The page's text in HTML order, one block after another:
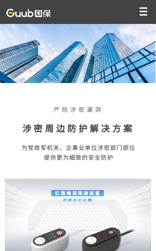
严防涉密漏洞
涉密周边防护解决方案
为党政军机关、企事业单位涉密部门部位
提供更为细致的安全防护